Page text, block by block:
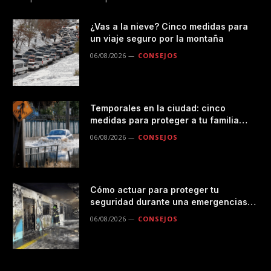
¿Vas a la nieve? Cinco medidas para
un viaje seguro por la montaña
06/08/2026 CONSEJOS
Temporales en la ciudad: cinco
medidas para proteger a tu familia
06/08/2026 CONSEJOS
Cómo actuar para proteger tu
seguridad durante una emergencias
06/08/2026 CONSEJOS